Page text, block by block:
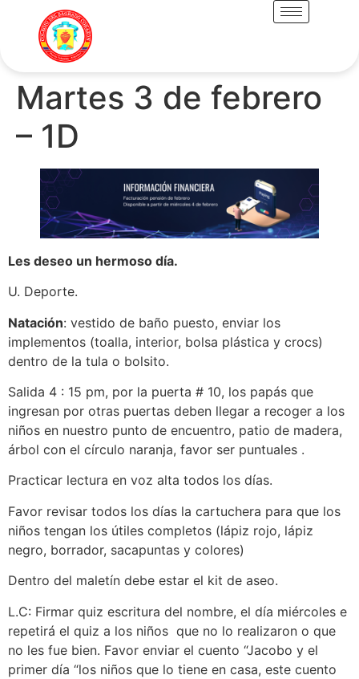
Martes 3 de febrero
– 1D
Les deseo un hermoso día.
U. Deporte.
Natación: vestido de baño puesto, enviar los
implementos (toalla, interior, bolsa plástica y crocs)
dentro de la tula o bolsito.
Salida 4 : 15 pm, por la puerta # 10, los papás que
ingresan por otras puertas deben llegar a recoger a los
niños en nuestro punto de encuentro, patio de madera,
árbol con el círculo naranja, favor ser puntuales .
Practicar lectura en voz alta todos los días.
Favor revisar todos los días la cartuchera para que los
niños tengan los útiles completos (lápiz rojo, lápiz
negro, borrador, sacapuntas y colores)
Dentro del maletín debe estar el kit de aseo.
L.C: Firmar quiz escritura del nombre, el día miércoles e
repetirá el quiz a los niños que no lo realizaron o que
no les fue bien. Favor enviar el cuento “Jacobo y el
primer día “los niños que lo tiene en casa, este cuento